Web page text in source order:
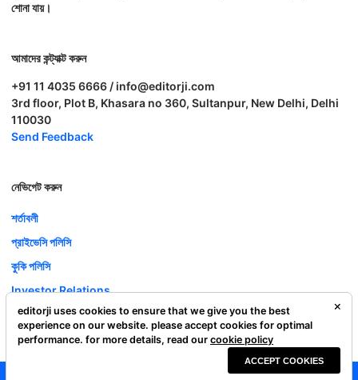
শোনা যায়।
আমাদের কন্ট্যাক্ট করুন
+91 11 4035 6666 / info@editorji.com
3rd floor, Plot B, Khasara no 360, Sultanpur, New Delhi, Delhi
110030
Send Feedback
নেভিগেট করুন
শর্তাবলী
প্রাইভেসি পলিসি
কুকি পলিসি
Investor Relations
ক্যারিয়ার
Complaint Redressal
Editorji Technologies Pvt. Ltd. © 2022 All Rights Reserved.
editorji uses cookies to ensure that we give you the best
experience on our website. please accept cookies for optimal
performance. for more details, read our cookie policy
ACCEPT COOKIES